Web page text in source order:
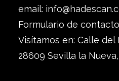
email:
Formulario de contacto
Visítamos en: Calle del
28609 Sevilla la